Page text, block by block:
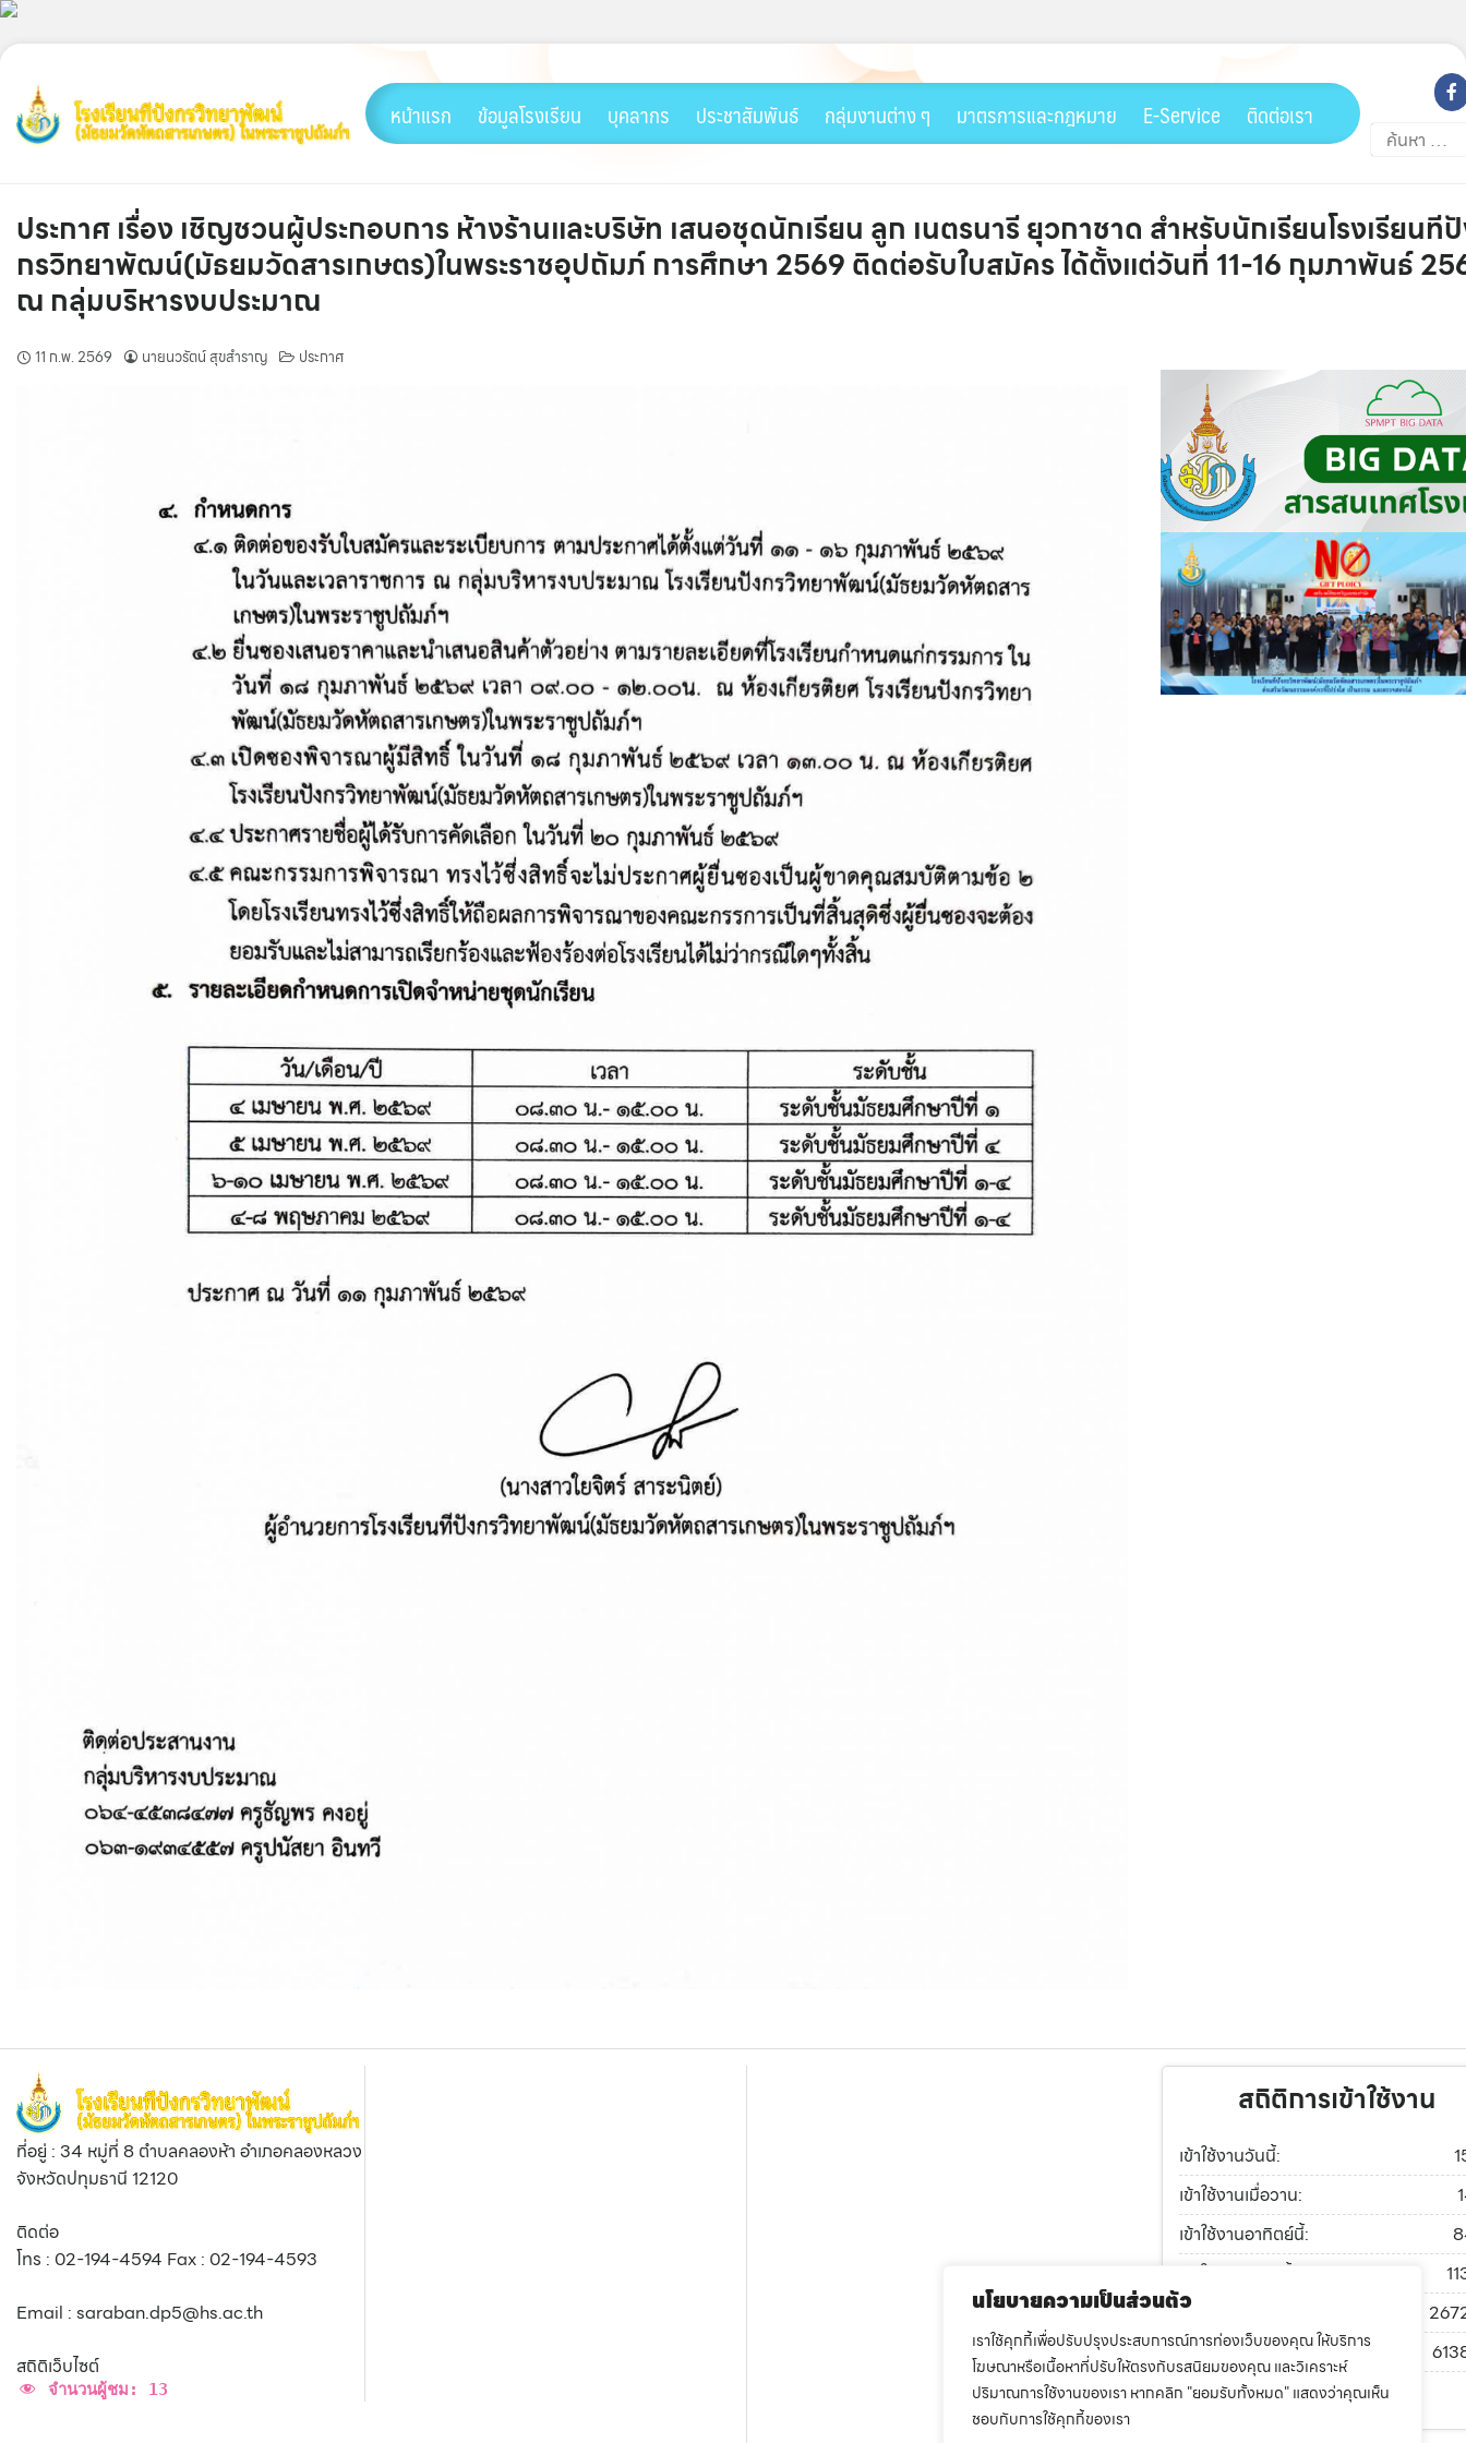
นโยบายความเป็นส่วนตัว
เราใช้คุกกี้เพื่อปรับปรุงประสบการณ์การท่องเว็บของคุณ ให้บริการ
โฆษณาหรือเนื้อหาที่ปรับให้ตรงกับรสนิยมของคุณ และวิเคราะห์
ปริมาณการใช้งานของเรา หากคลิก "ยอมรับทั้งหมด" แสดงว่าคุณเห็น
ชอบกับการใช้คุกกี้ของเรา
content
หน้าแรก ข้อมูลโรงเรียน บุคลากร ประชาสัมพันธ์ กลุ่มงานต่าง ๆ มาตรการและกฎหมาย E-Service ติดต่อเรา
ค้นหา
สำหรับ:
ประกาศ เรื่อง เชิญชวนผู้ประกอบการ ห้างร้านและบริษัท เสนอชุดนักเรียน ลูก เนตรนารี ยุวกาชาด สำหรับนักเรียนโรงเรียนที
กรวิทยาพัฒน์(มัธยมวัดสารเกษตร)ในพระราชอุปถัมภ์ การศึกษา 2569 ติดต่อรับใบสมัคร ได้ตั้งแต่วันที่ 11-16 กุมภาพันธ์
ณ กลุ่มบริหารงบประมาณ
11 ก.พ. 2569 นายนวรัตน์ สุขสำราญ ประกาศ
ที่อยู่ : 34 หมู่ที่ 8 ตำบลคลองห้า อำเภอคลองหลวง
จังหวัดปทุมธานี 12120
ติดต่อ
โทร : 02-194-4594 Fax : 02-194-4593
Email : saraban.dp5@hs.ac.th
สถิติเว็บไซต์
จำนวนผู้ชม: 13
สถิติการเข้าใช้งาน
เข้าใช้งานวันนี้:
เข้าใช้งานเมื่อวาน:
เข้าใช้งานอาทิตย์นี้:
เข้าใช้งานเดือนนี้:
เข้าใช้งานปีนี้:
เข้าใช้งานทั้งหมด:
ทำเว็บดีๆที่ dsite.in.th